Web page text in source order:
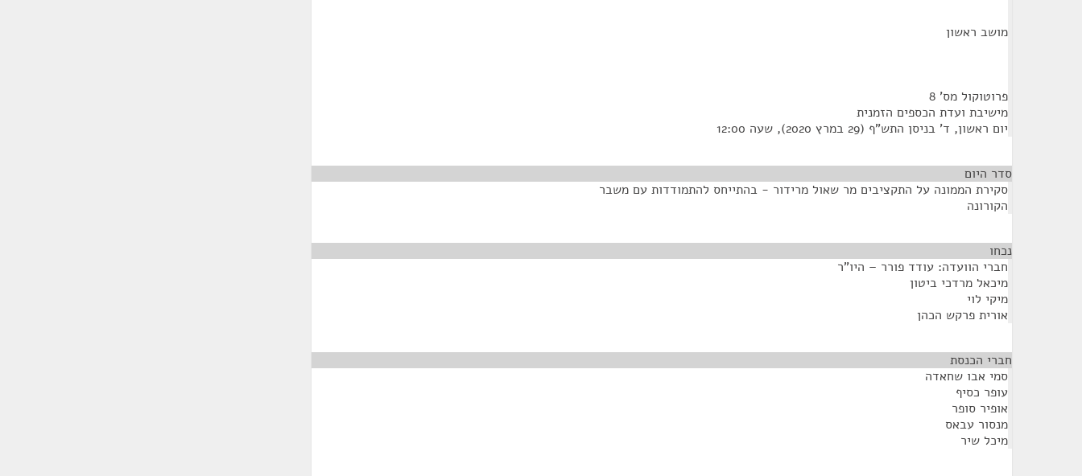
מושב ראשון
פרוטוקול מס' 8
מישיבת ועדת הכספים הזמנית
יום ראשון, ד' בניסן התש"ף (29 במרץ 2020), שעה 12:00
סדר היום
סקירת הממונה על התקציבים מר שאול מרידור - בהתייחס להתמודדות עם משבר
הקורונה
נכחו
חברי הוועדה: עודד פורר – היו"ר
מיכאל מרדכי ביטון
מיקי לוי
אורית פרקש הכהן
חברי הכנסת
סמי אבו שחאדה
עופר כסיף
אופיר סופר
מנסור עבאס
מיכל שיר